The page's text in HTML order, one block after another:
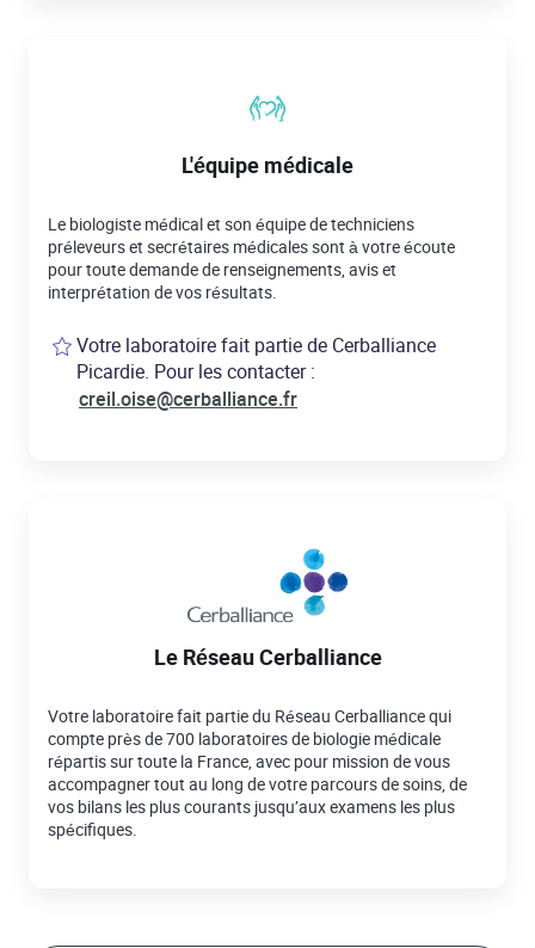
L'équipe médicale
Le biologiste médical et son équipe de techniciens
préleveurs et secrétaires médicales sont à votre écoute
pour toute demande de renseignements, avis et
interprétation de vos résultats.
Votre laboratoire fait partie de Cerballiance
Picardie. Pour les contacter :
creil.oise@cerballiance.fr
Le Réseau Cerballiance
Votre laboratoire fait partie du Réseau Cerballiance qui
compte près de 700 laboratoires de biologie médicale
répartis sur toute la France, avec pour mission de vous
accompagner tout au long de votre parcours de soins, de
vos bilans les plus courants jusqu’aux examens les plus
spécifiques.